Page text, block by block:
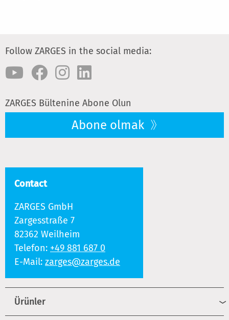
Follow ZARGES in the social media:
ZARGES Bültenine Abone Olun
Abone olmak
Contact
ZARGES GmbH
Zargesstraße 7
82362 Weilheim
Telefon: +49 881 687 0
E-Mail: zarges@zarges.de
Ürünler